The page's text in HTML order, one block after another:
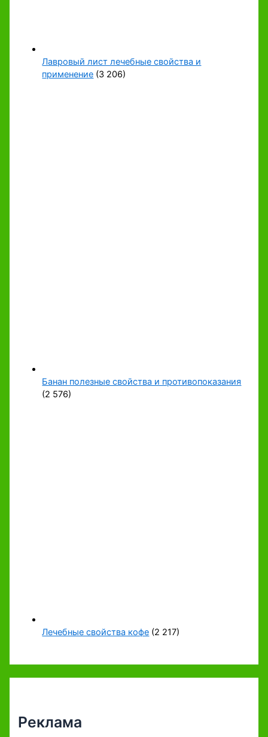
Лавровый лист лечебные свойства и
применение (3 206)
Банан полезные свойства и противопоказания
(2 576)
Лечебные свойства кофе (2 217)
Реклама